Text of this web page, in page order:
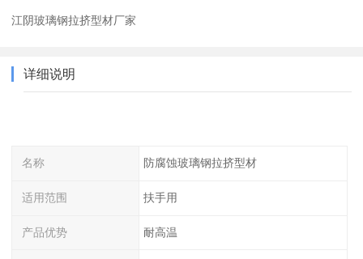
江阴玻璃钢拉挤型材厂家
详细说明
名称 防腐蚀玻璃钢拉挤型材
适用范围 扶手用
产品优势 耐高温